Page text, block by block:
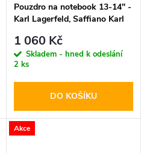
Pouzdro na notebook 13-14" -
Karl Lagerfeld, Saffiano Karl
1 060 Kč
Skladem - hned k odeslání
2 ks
DO KOŠÍKU
Akce